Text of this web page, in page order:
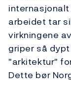
arbeidet tar
virkningene
griper så
"arkitektur"
Dette bør